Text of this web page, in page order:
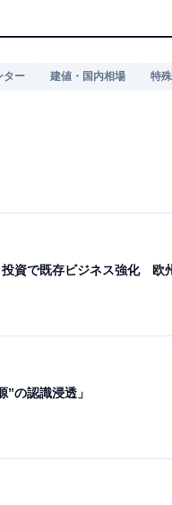
ター 建値・国内相場 特
資で既存ビジネス強化 欧
の認識浸透」